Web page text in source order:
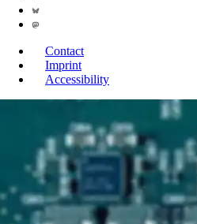
Contact
Imprint
Accessibility